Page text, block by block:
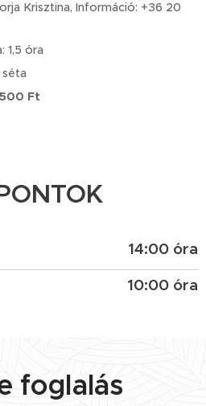
Krisztina, Információ: +36 20
1,5 óra
séta
Ft
14:00 óra
10:00 óra
foglalás